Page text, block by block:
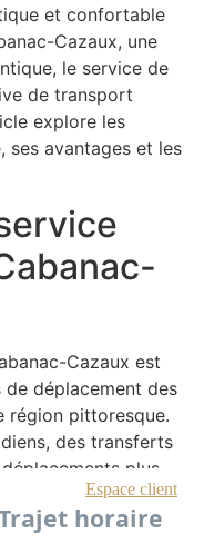
et confortable
Cazaux, une
le service de
de transport
explore les
ses avantages et les
Cazaux est
déplacement des
région pittoresque.
des transferts
plus
flexibilité inégalée.
expérimentés,